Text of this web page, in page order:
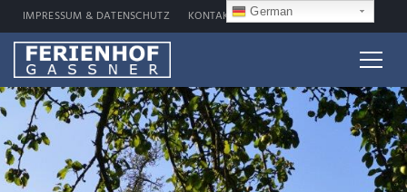
IMPRESSUM & DATENSCHUTZ KONTAKT German